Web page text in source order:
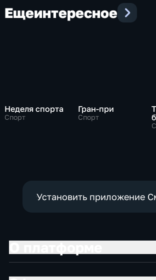
Ещеинтересное
Неделя спорта
Спорт
Гран-при
Спорт
Установить приложение